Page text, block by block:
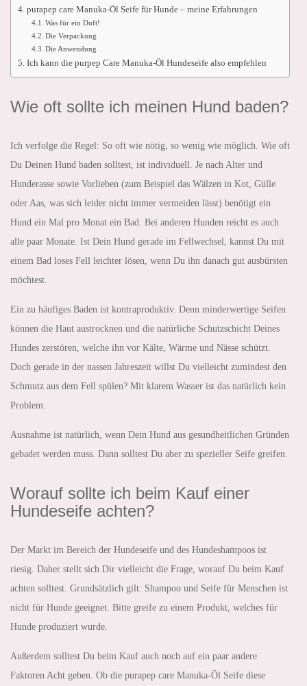
purapep care Manuka-Öl Seife für Hunde – meine Erfahrungen
Was für ein Duft!
Die Verpackung
Die Anwendung
Ich kann die purpep Care Manuka-Öl Hundeseife also empfehlen
Wie oft sollte ich meinen Hund baden?
Ich verfolge die Regel: So oft wie nötig, so wenig wie möglich. Wie oft
Du Deinen Hund baden solltest, ist individuell. Je nach Alter und
Hunderasse sowie Vorlieben (zum Beispiel das Wälzen in Kot, Gülle
oder Aas, was sich leider nicht immer vermeiden lässt) benötigt ein
Hund ein Mal pro Monat ein Bad. Bei anderen Hunden reicht es auch
alle paar Monate. Ist Dein Hund gerade im Fellwechsel, kannst Du mit
einem Bad loses Fell leichter lösen, wenn Du ihn danach gut ausbürsten
möchtest.
Ein zu häufiges Baden ist kontraproduktiv. Denn minderwertige Seifen
können die Haut austrocknen und die natürliche Schutzschicht Deines
Hundes zerstören, welche ihn vor Kälte, Wärme und Nässe schützt.
Doch gerade in der nassen Jahreszeit willst Du vielleicht zumindest den
Schmutz aus dem Fell spülen? Mit klarem Wasser ist das natürlich kein
Problem.
Ausnahme ist natürlich, wenn Dein Hund aus gesundheitlichen Gründen
gebadet werden muss. Dann solltest Du aber zu spezieller Seife greifen.
Worauf sollte ich beim Kauf einer
Hundeseife achten?
Der Markt im Bereich der Hundeseife und des Hundeshampoos ist
riesig. Daher stellt sich Dir vielleicht die Frage, worauf Du beim Kauf
achten solltest. Grundsätzlich gilt: Shampoo und Seife für Menschen ist
nicht für Hunde geeignet. Bitte greife zu einem Produkt, welches für
Hunde produziert wurde.
Außerdem solltest Du beim Kauf auch noch auf ein paar andere
Faktoren Acht geben. Ob die purapep care Manuka-Öl Seife diese